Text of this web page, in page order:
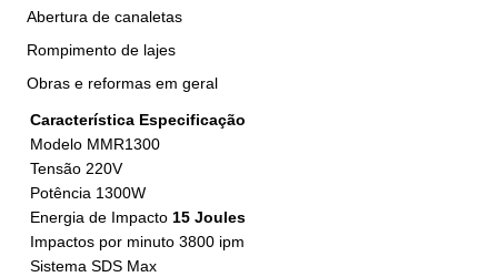
Abertura de canaletas
Rompimento de lajes
Obras e reformas em geral
Característica Especificação
Modelo MMR1300
Tensão 220V
Potência 1300W
Energia de Impacto 15 Joules
Impactos por minuto 3800 ipm
Sistema SDS Max